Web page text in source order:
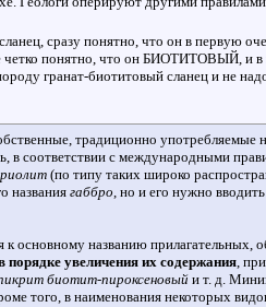
сразу понятно, что он в первую
понятно, что он БИОТИТОВЫЙ, и в
гранат-биотитовый сланец и не
традиционно употребляемые
в соответствии с международными
(по типу таких широко
названия габбро, но и его нужно
основному названию
увеличения их содержания,
биотит-пироксеновый и т. д.
того, в наименования некоторых